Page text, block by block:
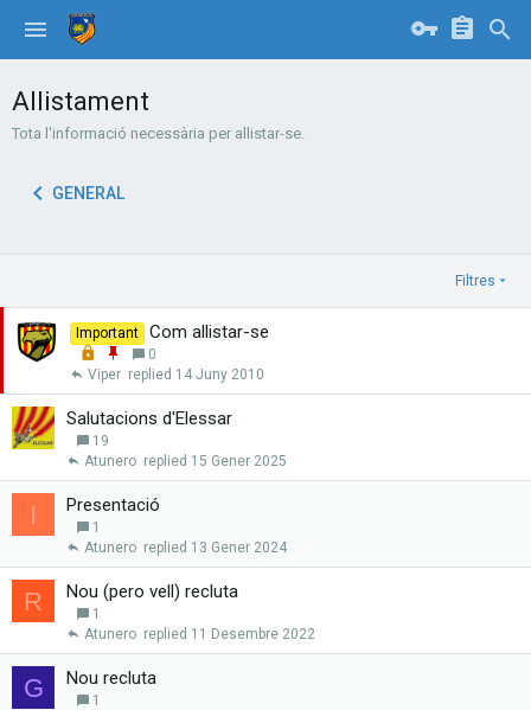
Allistament
Tota l'informació necessària per allistar-se.
GENERAL
Filtres
Important Com allistar-se
o
c
k
e
d
g
a
n
a
r
0
14 Juny 2010
Viper
Salutacions d'Elessar
19
15 Gener 2025
Atunero
I Presentació
1
13 Gener 2024
Atunero
R Nou (pero vell) recluta
1
11 Desembre 2022
Atunero
G Nou recluta
1